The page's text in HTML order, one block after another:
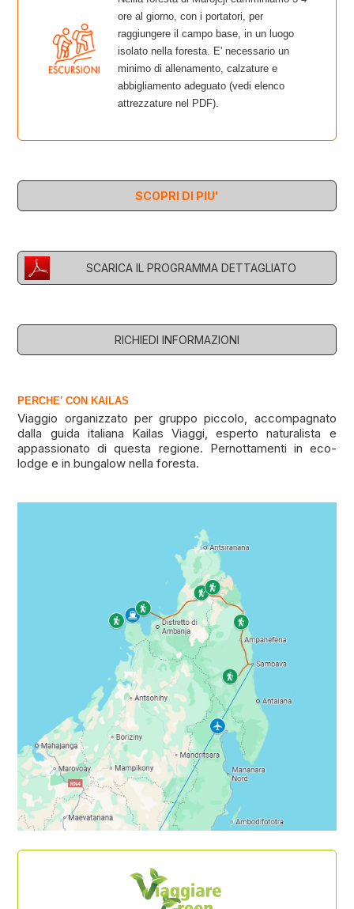
ore al giorno, con i portatori, per
raggiungere il campo base, in un luogo
isolato nella foresta. E' necessario un
minimo di allenamento, calzature e
abbigliamento adeguato (vedi elenco
attrezzature nel PDF).
SCOPRI DI PIU'
SCARICA IL PROGRAMMA DETTAGLIATO
RICHIEDI INFORMAZIONI
PERCHE' CON KAILAS
Viaggio organizzato per gruppo piccolo, accompagnato
dalla guida italiana Kailas Viaggi, esperto naturalista e
appassionato di questa regione. Pernottamenti in eco-
lodge e in bungalow nella foresta.